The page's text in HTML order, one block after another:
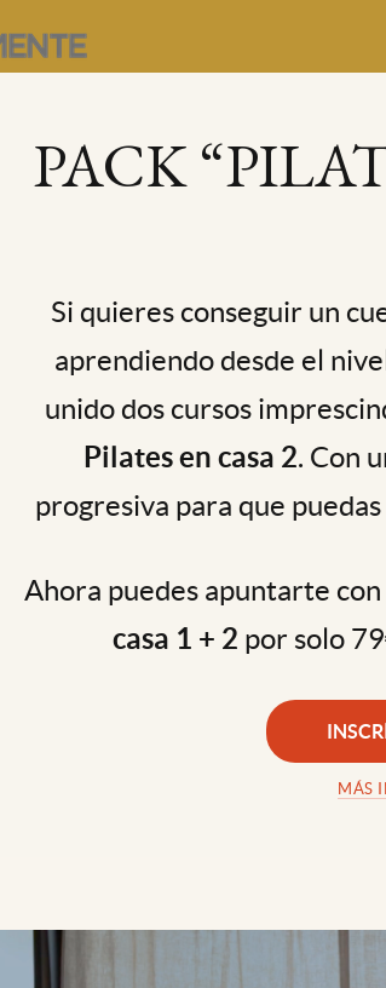
PACK
Si quieres conseguir un
aprendiendo desde el
unido dos cursos
Pilates en casa 2. Con
progresiva para que
Ahora puedes apuntarte con
casa 1 + 2 por solo
MÁS